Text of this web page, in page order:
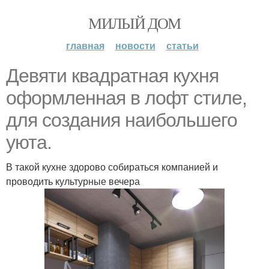
МИЛЫЙ ДОМ
главная новости статьи
Девяти квадратная кухня
оформленная в лофт стиле,
для создания наибольшего
уюта.
В такой кухне здорово собираться компанией и
проводить культурные вечера